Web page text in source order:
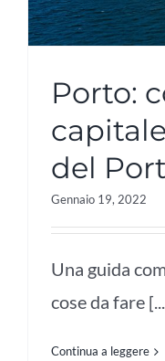
Porto:
del
Gennaio 19, 2022
Una guida
cose da fare
Continua a leggere